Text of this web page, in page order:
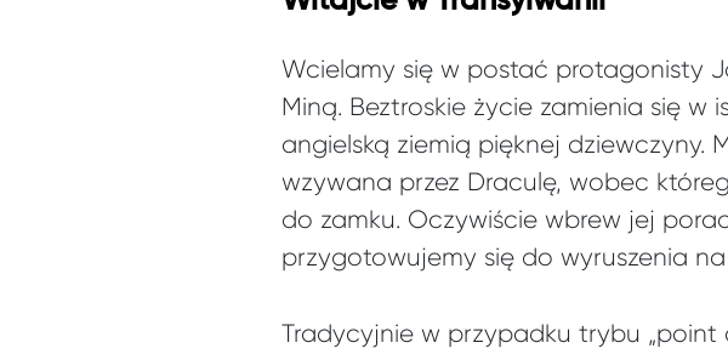
Wcielamy się w postać protagonisty
Miną. Beztroskie życie zamienia się
angielską ziemią pięknej dziewczyny.
wzywana przez Draculę, wobec
do zamku. Oczywiście wbrew jej
przygotowujemy się do wyruszenia
Tradycyjnie w przypadku trybu